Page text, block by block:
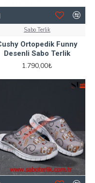
Sabo Terlik
Ortopedik Funny
Desenli Sabo Terlik
1.790,00₺